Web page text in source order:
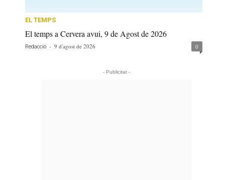
EL TEMPS
El temps a Cervera avui, 9 de Agost de 2026
Redacció - 9 d'agost de 2026 0
- Publicitat -